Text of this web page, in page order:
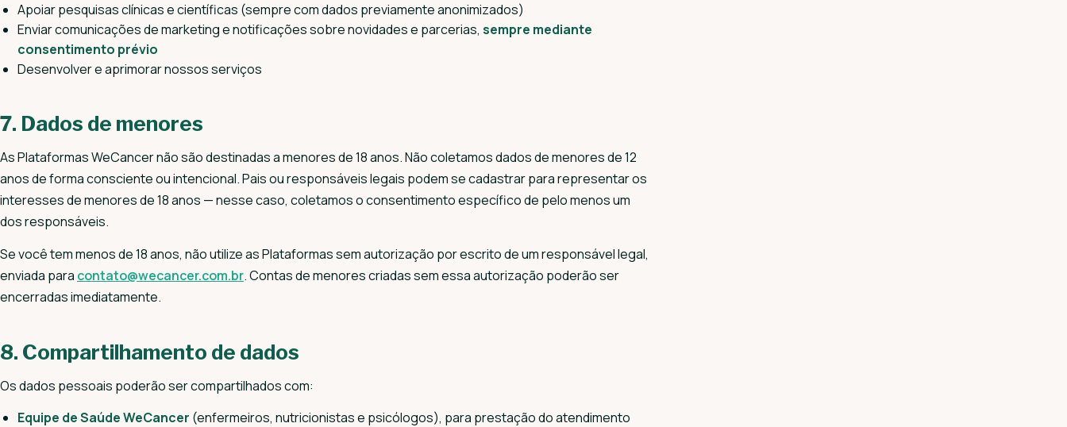
Apoiar pesquisas clínicas e científicas (sempre com dados previamente anonimizados)
Enviar comunicações de marketing e notificações sobre novidades e parcerias, sempre mediante
consentimento prévio
Desenvolver e aprimorar nossos serviços
7. Dados de menores
As Plataformas WeCancer não são destinadas a menores de 18 anos. Não coletamos dados de menores de 12
anos de forma consciente ou intencional. Pais ou responsáveis legais podem se cadastrar para representar os
interesses de menores de 18 anos — nesse caso, coletamos o consentimento específico de pelo menos um
dos responsáveis.
Se você tem menos de 18 anos, não utilize as Plataformas sem autorização por escrito de um responsável legal,
enviada para contato@wecancer.com.br. Contas de menores criadas sem essa autorização poderão ser
encerradas imediatamente.
8. Compartilhamento de dados
Os dados pessoais poderão ser compartilhados com:
Equipe de Saúde WeCancer (enfermeiros, nutricionistas e psicólogos), para prestação do atendimento